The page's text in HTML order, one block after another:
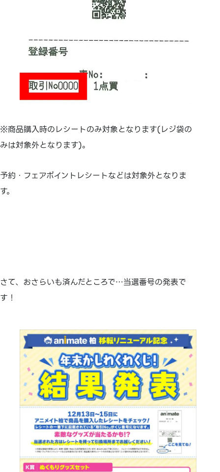
※商品購入時のレシートのみ対象となります(レジ袋の
みは対象外となります)。
予約・フェアポイントレシートなどは対象外となりま
す。
さて、おさらいも済んだところで…当選番号の発表で
す！